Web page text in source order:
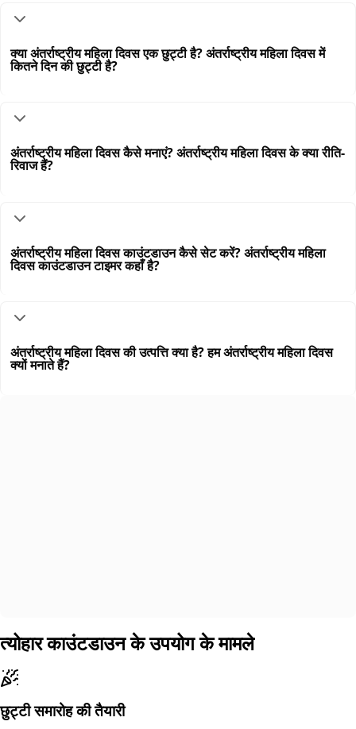
क्या अंतर्राष्ट्रीय महिला दिवस एक छुट्टी है? अंतर्राष्ट्रीय महिला दिवस में
कितने दिन की छुट्टी है?
अंतर्राष्ट्रीय महिला दिवस कैसे मनाएं? अंतर्राष्ट्रीय महिला दिवस के क्या रीति-
रिवाज हैं?
अंतर्राष्ट्रीय महिला दिवस काउंटडाउन कैसे सेट करें? अंतर्राष्ट्रीय महिला
दिवस काउंटडाउन टाइमर कहाँ है?
अंतर्राष्ट्रीय महिला दिवस की उत्पत्ति क्या है? हम अंतर्राष्ट्रीय महिला दिवस
क्यों मनाते हैं?
त्योहार काउंटडाउन के उपयोग के मामले
छुट्टी समारोह की तैयारी